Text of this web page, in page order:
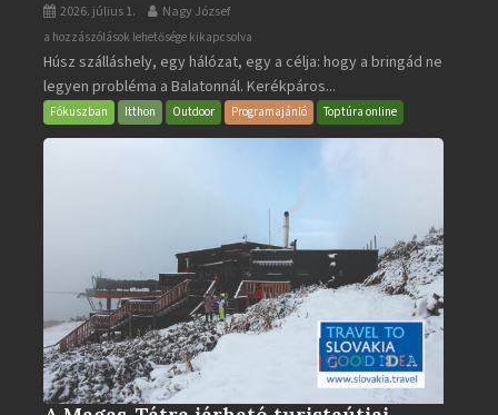
2026. július 1. Nagy József
BalatonBIKE365
bejegyzéshez
a hozzászólások lehetősége kikapcsolva
Húsz szálláshely, egy hálózat, egy a célja: hogy a bringád ne
legyen probléma a Balatonnál. Kerékpáros...
Fókuszban Itthon Outdoor Programajánló Toptúra online